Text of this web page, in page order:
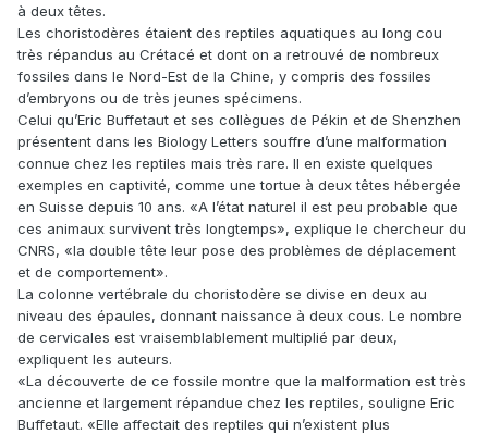
à deux têtes.
Les choristodères étaient des reptiles aquatiques au long cou
très répandus au Crétacé et dont on a retrouvé de nombreux
fossiles dans le Nord-Est de la Chine, y compris des fossiles
d’embryons ou de très jeunes spécimens.
Celui qu’Eric Buffetaut et ses collègues de Pékin et de Shenzhen
présentent dans les Biology Letters souffre d’une malformation
connue chez les reptiles mais très rare. Il en existe quelques
exemples en captivité, comme une tortue à deux têtes hébergée
en Suisse depuis 10 ans. «A l’état naturel il est peu probable que
ces animaux survivent très longtemps», explique le chercheur du
CNRS, «la double tête leur pose des problèmes de déplacement
et de comportement».
La colonne vertébrale du choristodère se divise en deux au
niveau des épaules, donnant naissance à deux cous. Le nombre
de cervicales est vraisemblablement multiplié par deux,
expliquent les auteurs.
«La découverte de ce fossile montre que la malformation est très
ancienne et largement répandue chez les reptiles, souligne Eric
Buffetaut. «Elle affectait des reptiles qui n’existent plus